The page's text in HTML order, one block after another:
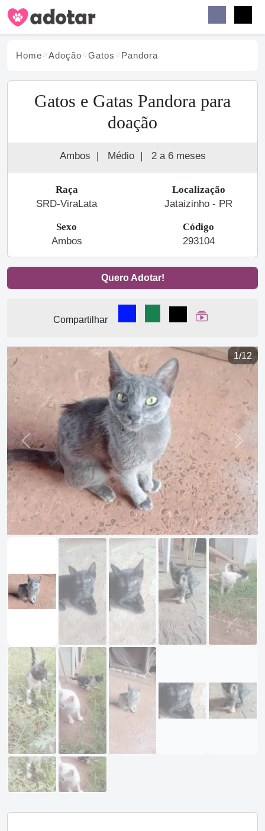
Home Adoção Gatos Pandora
Gatos e Gatas Pandora para
doação
Ambos | Médio | 2 a 6 meses
Raça
SRD-ViraLata
Localização
Jataizinho - PR
Sexo
Ambos
Código
293104
Quero Adotar!
Compartilhar
Compartilhar no Facebook
Compartilhar no
Compartilhar
Ver Web Story
1/12
Previous Next